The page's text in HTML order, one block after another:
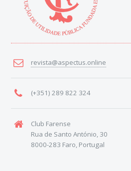
revista@aspectus.online
(+351) 289 822 324
Club Farense
Rua de Santo António, 30
8000-283 Faro, Portugal